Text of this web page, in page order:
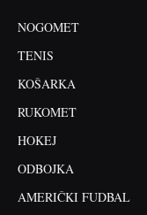
NOGOMET
TENIS
KOŠARKA
RUKOMET
HOKEJ
ODBOJKA
AMERIČKI FUDBAL